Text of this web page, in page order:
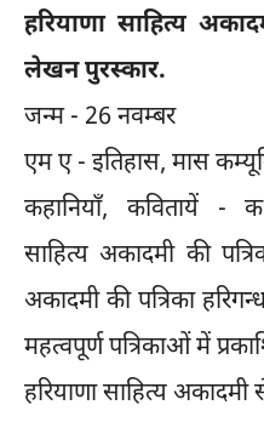
हरियाणा साहित्य
लेखन पुरस्कार.
जन्म - 26 नवम्बर
एम ए - इतिहास, मास
कहानियाँ, कवितायें -
साहित्य अकादमी की
अकादमी की पत्रिका
महत्वपूर्ण पत्रिकाओं में
हरियाणा साहित्य